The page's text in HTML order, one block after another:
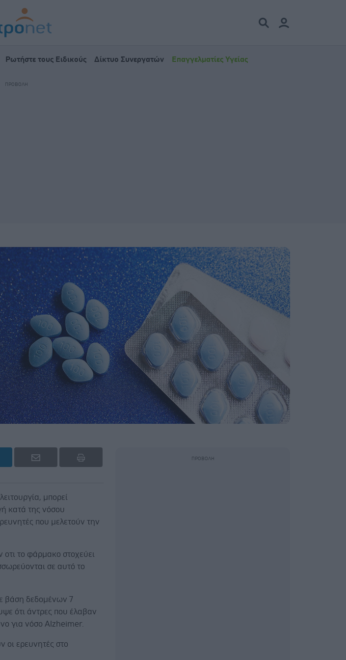
Ρωτήστε τους Ειδικούς Δίκτυο Συνεργατών Επαγγελματίες Υγείας
μπορεί
κατά της νόσου
που μελετούν την
το φάρμακο στοχεύει
σε αυτό το
βάση δεδομένων 7
ότι άντρες που έλαβαν
για νόσο Alzheimer.
οι ερευνητές στο